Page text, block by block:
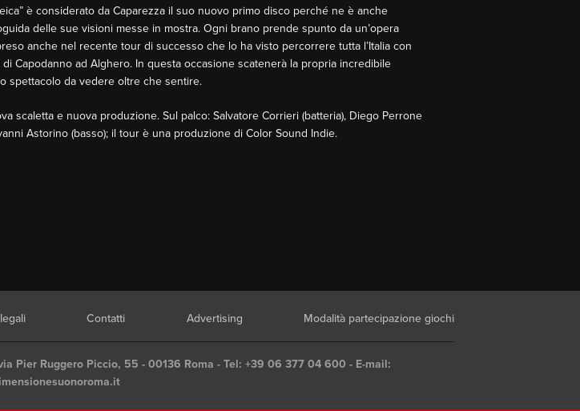
è considerato da Caparezza il suo nuovo primo disco perché ne è anche
delle sue visioni messe in mostra. Ogni brano prende spunto da un’opera
anche nel recente tour di successo che lo ha visto percorrere tutta l’Italia con
Capodanno ad Alghero. In questa occasione scatenerà la propria incredibile
spettacolo da vedere oltre che sentire.
scaletta e nuova produzione. Sul palco: Salvatore Corrieri (batteria), Diego Perrone
Astorino (basso); il tour è una produzione di Color Sound Indie.
Contatti Advertising Modalità partecipazione giochi
Pier Ruggero Piccio, 55 - 00136 Roma - Tel: +39 06 377 04 600 - E-mail: